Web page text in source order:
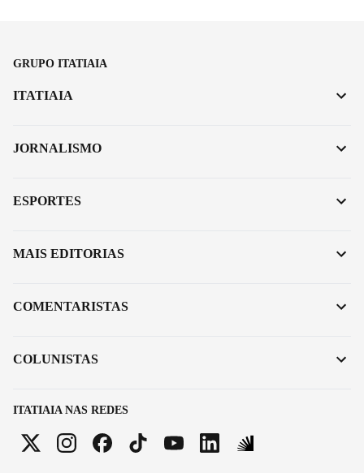
GRUPO ITATIAIA
ITATIAIA NAS REDES
ITATIAIA
JORNALISMO
ESPORTES
MAIS EDITORIAS
COMENTARISTAS
COLUNISTAS